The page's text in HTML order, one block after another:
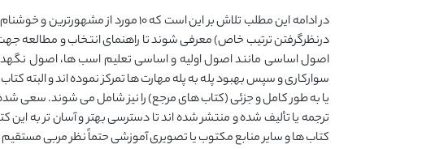
در ادامه این مطلب تلاش بر این است که
درنظرگرفتن ترتیب خاص) معرفی شوند تا راهنمای انتخاب و مطالعه
اصول اساسی مانند اصول اولیه و اساسی تعلیم اسب ها، اصول
سوارکاری و سپس بهبود پله به پله مهارت ها تمرکز نموده اند و البته
یا به طور کامل و جزئی (کتاب های مرجع) را نیز شامل می شوند. سعی
ترجمه یا تألیف شده و منتشر شده اند تا دسترسی بهتر و آسان تر به این
کتاب ها و سایر منابع مکتوب یا تصویری آموزشی حتماً نظر مربی مستقیم